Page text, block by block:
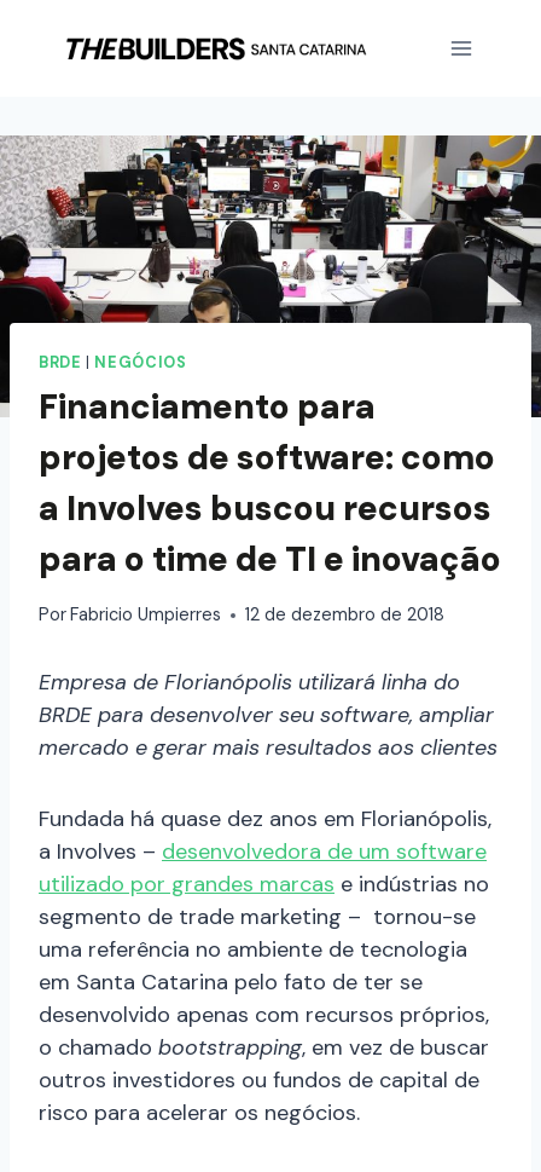
BRDE NEGÓCIOS
Financiamento para
projetos de software: como
a Involves buscou recursos
para o time de TI e inovação
PorFabricio Umpierres 12 de dezembro de 2018
Empresa de Florianópolis utilizará linha do
BRDE para desenvolver seu software, ampliar
mercado e gerar mais resultados aos clientes
Fundada há quase dez anos em Florianópolis,
a Involves – desenvolvedora de um software
utilizado por grandes marcas e indústrias no
segmento de trade marketing – tornou-se
uma referência no ambiente de tecnologia
em Santa Catarina pelo fato de ter se
desenvolvido apenas com recursos próprios,
o chamado bootstrapping, em vez de buscar
outros investidores ou fundos de capital de
risco para acelerar os negócios.